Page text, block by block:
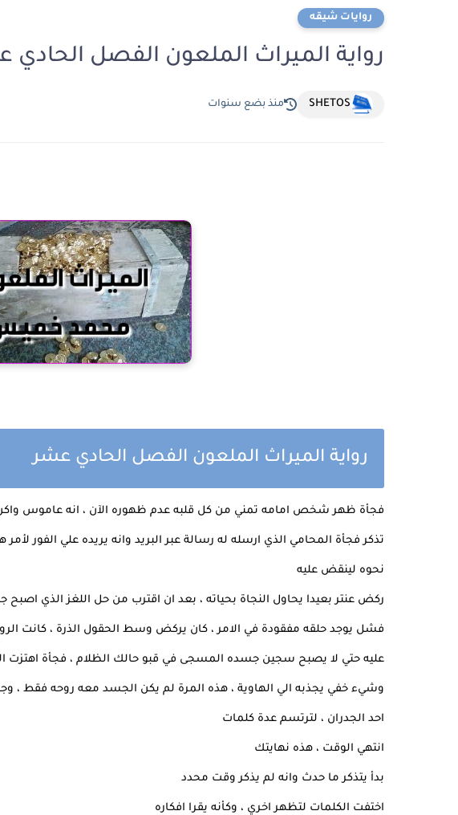
روايات شيقه
رواية الميراث الملعون الفصل الحادي عشر 11 بقلم
SHETOS منذ بضع سنوات
رواية الميراث الملعون الفصل الحادي عشر
فجأة ظهر شخص امامه تمني من كل قلبه عدم ظهوره الآن ، انه عاموس
تذكر فجأة المحامي الذي ارسله له رسالة عبر البريد وانه يريده علي الفور
نحوه لينقض عليه
ركض عنتر بعيدا يحاول النجاة بحياته ، بعد ان اقترب من حل اللغز الذي
فشل يوجد حلقه مفقودة في الامر ، كان يركض وسط الحقول الذرة ، كانت
عليه حتي لا يصبح سجين جسده المسجى في قبو حالك الظلام ، فجأة اهتزت
وشيء خفي يجذبه الي الهاوية ، هذه المرة لم يكن الجسد معه روحه فقط
احد الجدران ، لترتسم عدة كلمات
انتهي الوقت ، هذه نهايتك
بدأ يتذكر ما حدث وانه لم يذكر وقت محدد
اختفت الكلمات لتظهر اخري ، وكأنه يقرا افكاره